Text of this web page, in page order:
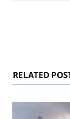
RELATED